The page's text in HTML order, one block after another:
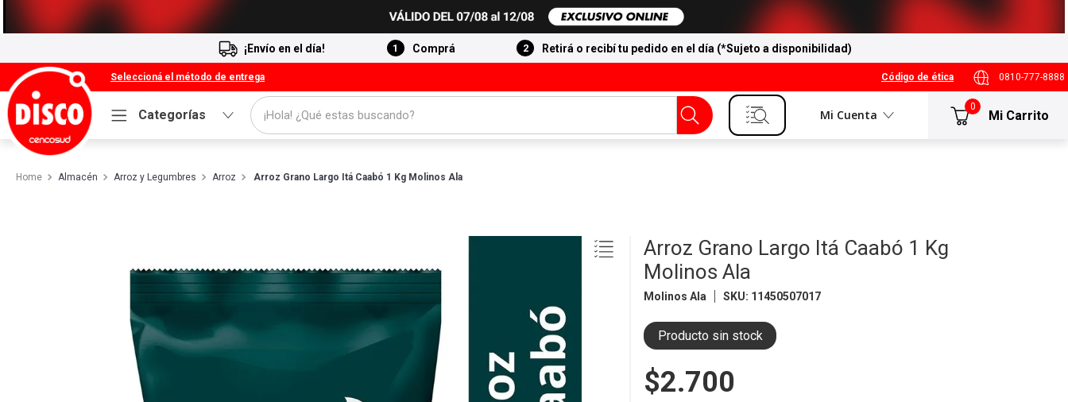
¡Envío en el día! Comprá Retirá o recibí tu pedido en el día (*Sujeto a disponibilidad)
Seleccioná el método de entrega Código de ética 0810-777-8888
Categorías
¡Hola! ¿Qué estas buscando?
Mi Cuenta
0
Almacén Arroz y Legumbres Arroz Arroz Grano Largo Itá Caabó 1 Kg Molinos Ala
Arroz Grano Largo Itá Caabó 1 Kg
Molinos Ala
Molinos Ala SKU: 11450507017
Producto sin stock
$2.700
1.
Cafe
Carne
7.